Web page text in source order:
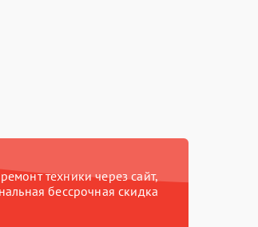
техники через сайт,
бессрочная скидка